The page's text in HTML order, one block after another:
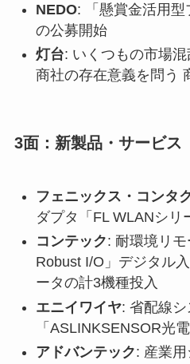
NEDO: 「懸賞金活用型
の公募開始
灯台: いくつもの市場
商社の存在意義を問う
3面：新製品・サービス
フェニックス・コンタ
ダプタ「FL WLANシリ
コンテック: 耐環境リ
Robust I/O」デジタル
ータの計3機種投入
エニイワイヤ: 省配線
「ASLINKSENSOR光
アドバンテック: 産業